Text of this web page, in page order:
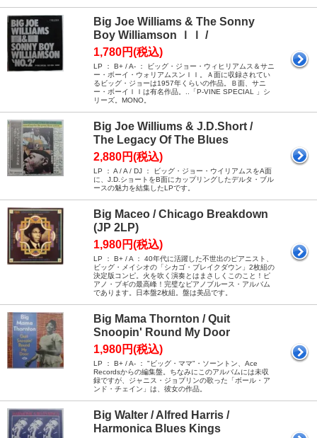
Big Joe Williams & The Sonny
Boy Williamson ＩＩ /
1,780円(税込)
LP ： B+ / A- ： ビッグ・ジョー・ウィヒリアムス＆サニ
ー・ボーイ・ウォリアムスンＩＩ。Ａ面に収録されてい
るビッグ・ジョーは1957年くらいの作品。Ｂ面、サニ
ー・ボーイＩＩは有名作品。..「P-VINE SPECIAL 」シ
リーズ。MONO。
Big Joe Williums & J.D.Short /
The Legacy Of The Blues
2,880円(税込)
LP ： A / A / DJ ： ビッグ・ジョー・ウイリアムスをA面
に、J.D.ショートをB面にカップリングしたデルタ・ブル
ースの魅力を結集したLPです。
Big Maceo / Chicago Breakdown
(JP 2LP)
1,980円(税込)
LP ： B+ / A ： 40年代に活躍した不世出のピアニスト、
ビッグ・メイシオの「シカゴ・ブレイクダウン」2枚組の
決定版コンピ。火を吹く演奏とはまさしくこのこと！ピ
アノ・ブギの最高峰！完璧なピアノブルース・アルバム
であります。日本盤2枚組。盤は美品です。
Big Mama Thornton / Quit
Snoopin' Round My Door
1,980円(税込)
LP ： B+ / A- ： "ビッグ・ママ"・ソーントン、Ace
Recordsからの編集盤。ちなみにこのアルバムには未収
録ですが、ジャニス・ジョプリンの歌った「ボール・ア
ンド・チェイン」は、彼女の作品。
Big Walter / Alfred Harris /
Harmonica Blues Kings